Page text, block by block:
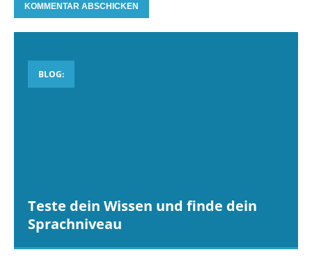
BLOG:
Teste dein Wissen und finde dein
Sprachniveau